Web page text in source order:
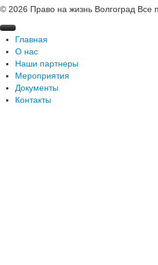
© 2026 Право на жизнь Волгоград Все
Главная
О нас
Помощь детским домам
Помощь многодетным семьям
Наши партнеры
Мероприятия
Ты не один
Рука помощи
Документы
Благодарственные письма
Контакты